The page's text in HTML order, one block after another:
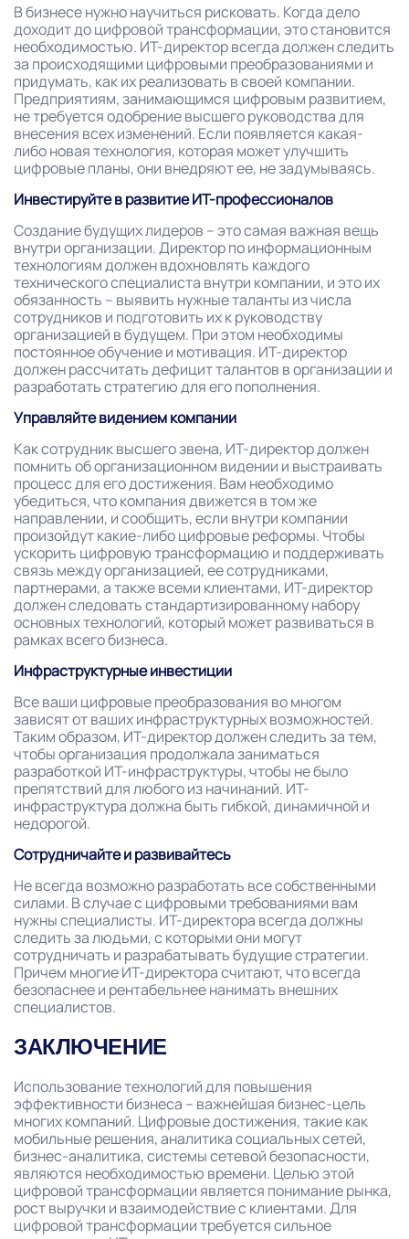
В бизнесе нужно научиться рисковать. Когда дело
доходит до цифровой трансформации, это становится
необходимостью. ИТ-директор всегда должен следить
за происходящими цифровыми преобразованиями и
придумать, как их реализовать в своей компании.
Предприятиям, занимающимся цифровым развитием,
не требуется одобрение высшего руководства для
внесения всех изменений. Если появляется какая-
либо новая технология, которая может улучшить
цифровые планы, они внедряют ее, не задумываясь.
Инвестируйте в развитие ИТ-профессионалов
Создание будущих лидеров – это самая важная вещь
внутри организации. Директор по информационным
технологиям должен вдохновлять каждого
технического специалиста внутри компании, и это их
обязанность – выявить нужные таланты из числа
сотрудников и подготовить их к руководству
организацией в будущем. При этом необходимы
постоянное обучение и мотивация. ИТ-директор
должен рассчитать дефицит талантов в организации и
разработать стратегию для его пополнения.
Управляйте видением компании
Как сотрудник высшего звена, ИТ-директор должен
помнить об организационном видении и выстраивать
процесс для его достижения. Вам необходимо
убедиться, что компания движется в том же
направлении, и сообщить, если внутри компании
произойдут какие-либо цифровые реформы. Чтобы
ускорить цифровую трансформацию и поддерживать
связь между организацией, ее сотрудниками,
партнерами, а также всеми клиентами, ИТ-директор
должен следовать стандартизированному набору
основных технологий, который может развиваться в
рамках всего бизнеса.
Инфраструктурные инвестиции
Все ваши цифровые преобразования во многом
зависят от ваших инфраструктурных возможностей.
Таким образом, ИТ-директор должен следить за тем,
чтобы организация продолжала заниматься
разработкой ИТ-инфраструктуры, чтобы не было
препятствий для любого из начинаний. ИТ-
инфраструктура должна быть гибкой, динамичной и
недорогой.
Сотрудничайте и развивайтесь
Не всегда возможно разработать все собственными
силами. В случае с цифровыми требованиями вам
нужны специалисты. ИТ-директора всегда должны
следить за людьми, с которыми они могут
сотрудничать и разрабатывать будущие стратегии.
Причем многие ИТ-директора считают, что всегда
безопаснее и рентабельнее нанимать внешних
специалистов.
ЗАКЛЮЧЕНИЕ
Использование технологий для повышения
эффективности бизнеса – важнейшая бизнес-цель
многих компаний. Цифровые достижения, такие как
мобильные решения, аналитика социальных сетей,
бизнес-аналитика, системы сетевой безопасности,
являются необходимостью времени. Целью этой
цифровой трансформации является понимание рынка,
рост выручки и взаимодействие с клиентами. Для
цифровой трансформации требуется сильное